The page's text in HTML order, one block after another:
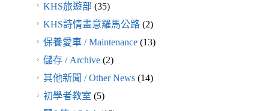
KHS旅遊部 (35)
KHS詩情畫意羅馬公路(2)
保養愛車 / Maintenance(13)
儲存 / Archive(2)
其他新聞 / Other News(14)
初學者教室 (5)